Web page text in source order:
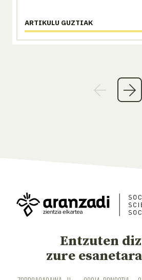
ARTIKULU GUZTIAK
Entzuten
zure